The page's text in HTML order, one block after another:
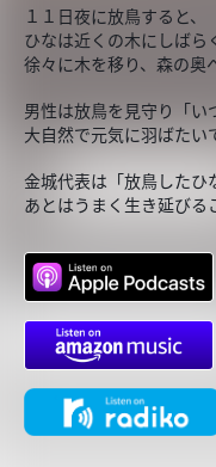
１１日夜に放鳥すると、
ひなは近くの木にしばら
徐々に木を移り、森の奥
男性は放鳥を見守り「い
大自然で元気に羽ばたい
金城代表は「放鳥した
あとはうまく生き延びる